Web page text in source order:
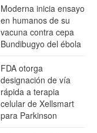
Moderna inicia ensayo
en humanos de su
vacuna contra cepa
Bundibugyo del ébola
FDA otorga
designación de vía
rápida a terapia
celular de Xellsmart
para Parkinson